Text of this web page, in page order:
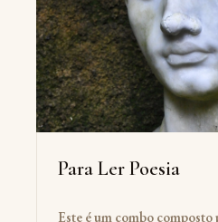
Para Ler Poesia
Este é um combo composto